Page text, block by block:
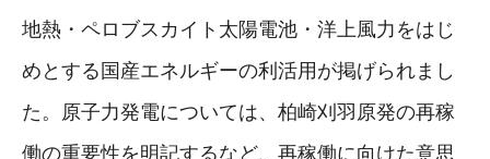
地熱・ペロブスカイト太陽電池・洋上風力をはじ
めとする国産エネルギーの利活用が掲げられまし
た。原子力発電については、柏崎刈羽原発の再稼
働の重要性を明記するなど、再稼働に向けた意思